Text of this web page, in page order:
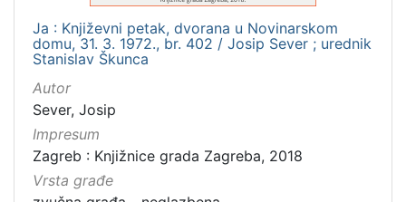
Ja : Književni petak, dvorana u Novinarskom
domu, 31. 3. 1972., br. 402 / Josip Sever ; urednik
Stanislav Škunca
Autor
Sever, Josip
Impresum
Zagreb : Knjižnice grada Zagreba, 2018
Vrsta građe